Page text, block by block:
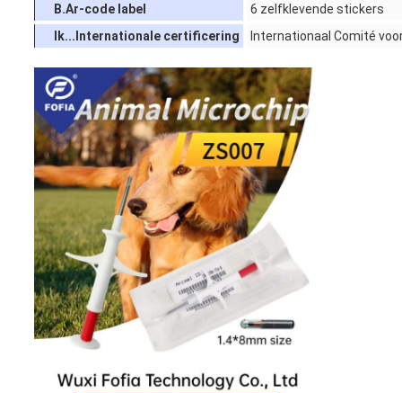
B.Ar-code label
6 zelfklevende stickers
Ik... Internationale certificering Internationaal Comité